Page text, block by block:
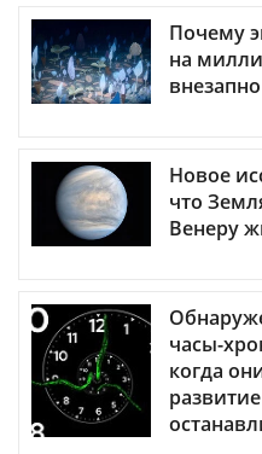
Почему
на
Новое
что
Венеру
часы-
когда